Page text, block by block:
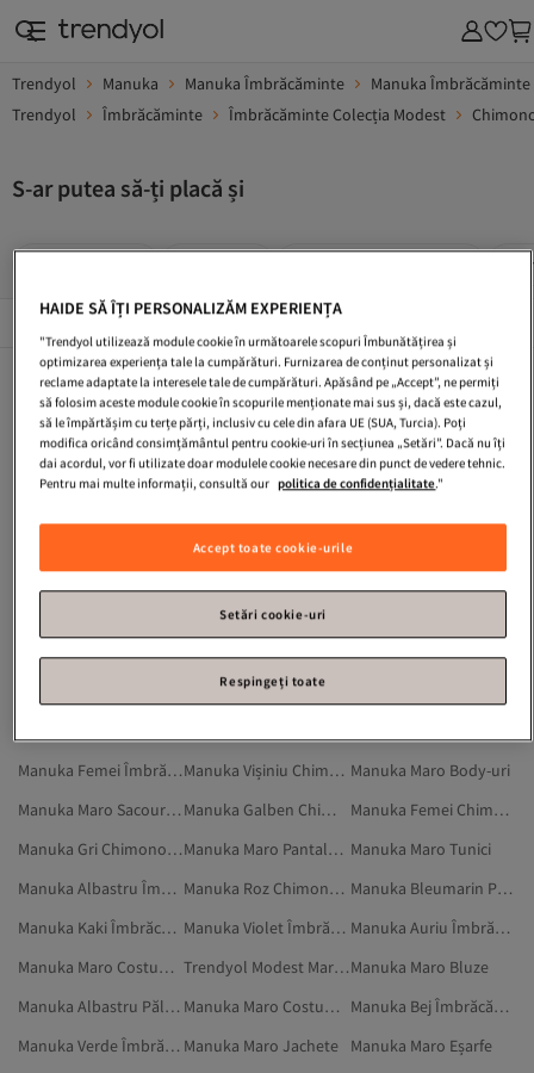
Trendyol Manuka Manuka Îmbrăcăminte
Manuka
Trendyol
Îmbrăcăminte Îmbrăcăminte Colecția Modest
S-ar putea să-ți placă și
Mărcile Populare
Manuka Miere Chimono
Kimono Judo Albastru
Kimono De Plaja
Kemono
Unde Gasesc Miere De Manuka Originala
Kimono Plaja
Sacou Maro
Caftan
Crema Cu Miere De Manuka
Îmbrăcăminte Colecția Modestă Manuka Costume De Baie Colecția Modest
Wrapover Manuka Costume De Baie Colecția Modest
Maneca Ruffle Maro Cămăși Colecția Modest
Țesut Manuka Costume De Baie Colecția Modest
Manuka Galben Chimonouri Colecția Modest
Manuka Kaki Chimonouri Și Caftane
Manuka Maro Rochii Colecția Modest
Manuka Femei Îmbrăcăminte De Plajă
Manuka Vișiniu Chimonouri Și Caftane Manuka Maro Body-uri
Manuka Maro Sacouri Colecția Modest
Manuka Galben Chimonouri Și Caftane
Manuka Femei Chimonouri Și Caftane
Manuka Gri Chimonouri Și Caftane
Manuka Maro Pantaloni Colecția Modest Manuka Maro Tunici
Manuka Albastru Îmbrăcăminte De Plajă
Manuka Roz Chimonouri Colecția Modest
Manuka Bleumarin Pălării
Manuka Kaki Îmbrăcăminte De Plajă
Manuka Violet Îmbrăcăminte De Plajă
Manuka Auriu Îmbrăcăminte De Plajă
Manuka Maro Costume De Baie Colecția Modest
Trendyol Modest Maro Chimonouri Colecția ModestManuka Maro Bluze
Manuka Albastru Pălării
Manuka Maro Costume De Baie
Manuka Bej Îmbrăcăminte De Plajă
Manuka Verde Îmbrăcăminte De Plajă Manuka Maro Jachete
Manuka Maro Eșarfe
HAIDE SĂ ÎȚI PERSONALIZĂM EXPERIENȚA
"Trendyol utilizează module cookie în următoarele scopuri Îmbunătățirea și
optimizarea experiența tale la cumpărături. Furnizarea de conținut personalizat și
reclame adaptate la interesele tale de cumpărături. Apăsând pe „Accept”, ne permiți
să folosim aceste module cookie în scopurile menționate mai sus și, dacă este cazul,
să le împărtășim cu terțe părți, inclusiv cu cele din afara UE (SUA, Turcia). Poți
modifica oricând consimțământul pentru cookie-uri în secțiunea „Setări”. Dacă nu îți
dai acordul, vor fi utilizate doar modulele cookie necesare din punct de vedere tehnic.
Pentru mai multe informații, consultă our politica de confidențialitate."
Accept toate cookie-urile
Setări cookie-uri
Respingeți toate